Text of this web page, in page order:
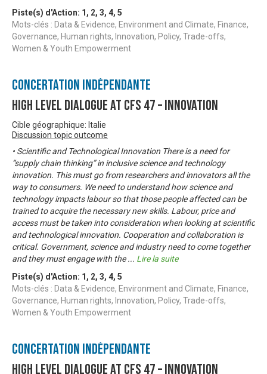
Piste(s) d'Action: 1 , 2, 3, 4, 5
Mots-clés : Data & Evidence, Environment and Climate, Finance,
Governance, Human rights, Innovation, Policy, Trade-offs,
Women & Youth Empowerment
Concertation Indépendante
High Level Dialogue at CFS 47 – Innovation
Cible géographique: Italie
Discussion topic outcome
• Scientific and Technological Innovation There is a need for
“supply chain thinking” in inclusive science and technology
innovation. This must go from researchers and innovators all the
way to consumers. We need to understand how science and
technology impacts labour so that those people affected can be
trained to acquire the necessary new skills. Labour, price and
access must be taken into consideration when looking at scientific
and technological innovation. Cooperation and collaboration is
critical. Government, science and industry need to come together
and they must engage with the... Lire la suite
Piste(s) d'Action: 1 , 2, 3, 4, 5
Mots-clés : Data & Evidence, Environment and Climate, Finance,
Governance, Human rights, Innovation, Policy, Trade-offs,
Women & Youth Empowerment
Concertation Indépendante
High Level Dialogue at CFS 47 – Innovation